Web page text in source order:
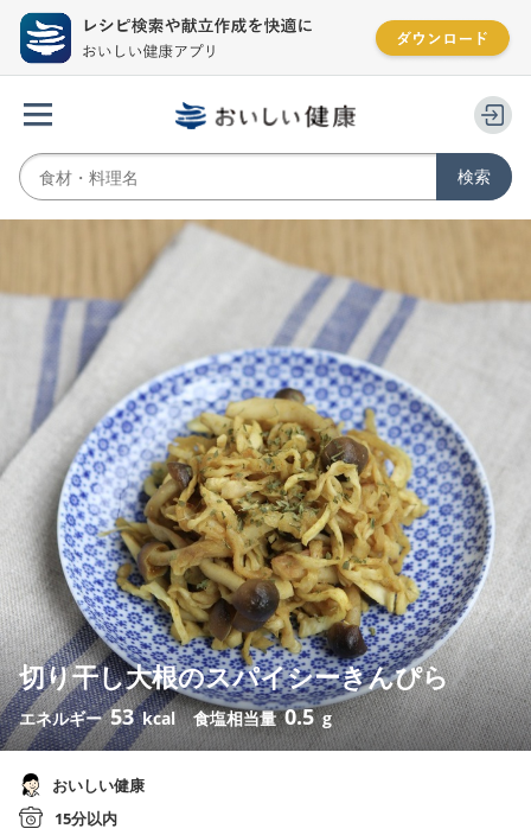
切り干し大根のスパイシーきんぴら
エネルギー53 kcal 食塩相当量0.5 g
おいしい健康
15分以内